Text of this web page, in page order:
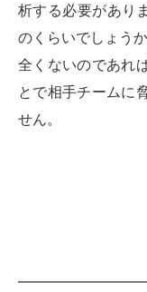
析する必要があり
のくらいでしょうか
全くないのであれ
とで相手チームに
せん。